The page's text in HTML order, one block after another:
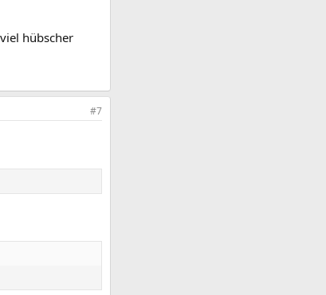
hübscher
#7